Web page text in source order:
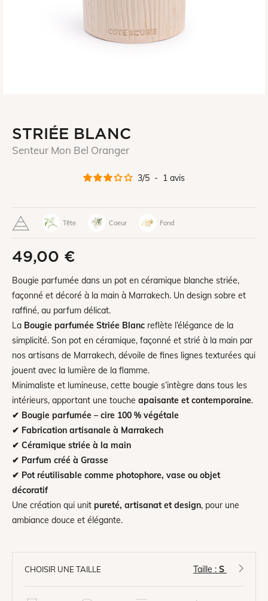
STRIÉE BLANC
Senteur Mon Bel Oranger
3/5 - 1 avis
Tête Coeur Fond
49,00 €
Bougie parfumée dans un pot en céramique blanche striée,
façonné et décoré à la main à Marrakech. Un design sobre et
raffiné, au parfum délicat.
La Bougie parfumée Striée Blanc reflète l’élégance de la
simplicité. Son pot en céramique, façonné et strié à la main par
nos artisans de Marrakech, dévoile de fines lignes texturées qui
jouent avec la lumière de la flamme.
Minimaliste et lumineuse, cette bougie s’intègre dans tous les
intérieurs, apportant une touche apaisante et contemporaine.
✔ Bougie parfumée – cire 100 % végétale
✔ Fabrication artisanale à Marrakech
✔ Céramique striée à la main
✔ Parfum créé à Grasse
✔ Pot réutilisable comme photophore, vase ou objet
décoratif
Une création qui unit pureté, artisanat et design, pour une
ambiance douce et élégante.
CHOISIR UNE TAILLE Taille : S